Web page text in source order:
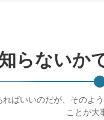
らないか
ばいいのだが、そのよ
ことが大